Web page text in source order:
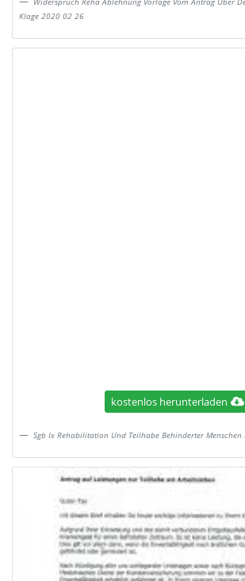
Klage 2020 02 26
kostenlos herunterladen
Sgb Ix Rehabilitation Und Teilhabe Behinderter Menschen